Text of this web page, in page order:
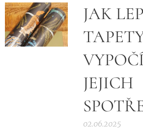
JAK
JEJICH
02.06.2025